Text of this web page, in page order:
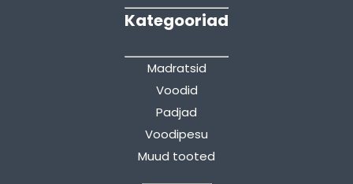
Kategooriad
Madratsid
Voodid
Padjad
Voodipesu
Muud tooted